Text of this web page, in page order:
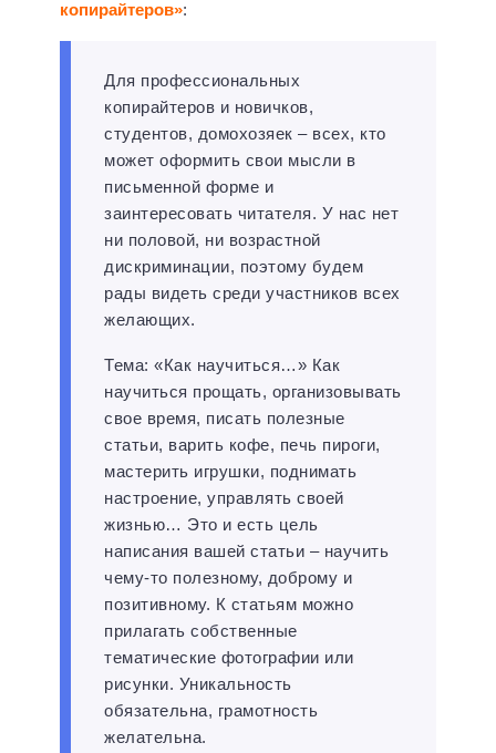
копирайтеров»:
Для профессиональных
копирайтеров и новичков,
студентов, домохозяек – всех, кто
может оформить свои мысли в
письменной форме и
заинтересовать читателя. У нас нет
ни половой, ни возрастной
дискриминации, поэтому будем
рады видеть среди участников всех
желающих.
Тема: «Как научиться…» Как
научиться прощать, организовывать
свое время, писать полезные
статьи, варить кофе, печь пироги,
мастерить игрушки, поднимать
настроение, управлять своей
жизнью… Это и есть цель
написания вашей статьи – научить
чему-то полезному, доброму и
позитивному. К статьям можно
прилагать собственные
тематические фотографии или
рисунки. Уникальность
обязательна, грамотность
желательна.